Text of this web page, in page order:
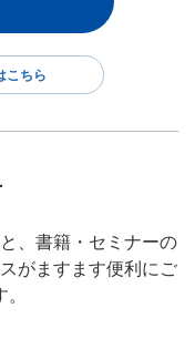
こちら
、書籍・セミナーの
がますます便利にご